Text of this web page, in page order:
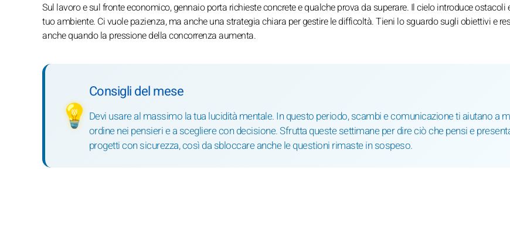
Sul lavoro e sul fronte economico, gennaio porta richieste concrete e qualche prova da superare. Il cielo introduce ostacoli
tuo ambiente. Ci vuole pazienza, ma anche una strategia chiara per gestire le difficoltà. Tieni lo sguardo sugli obiettivi e
anche quando la pressione della concorrenza aumenta.
💡
Consigli del mese
Devi usare al massimo la tua lucidità mentale. In questo periodo, scambi e comunicazione ti aiutano a
ordine nei pensieri e a scegliere con decisione. Sfrutta queste settimane per dire ciò che pensi e
progetti con sicurezza, così da sbloccare anche le questioni rimaste in sospeso.